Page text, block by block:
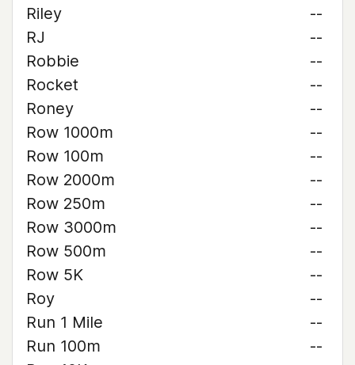
Riley
--
RJ
--
Robbie
--
Rocket
--
Roney
--
Row 1000m
--
Row 100m
--
Row 2000m
--
Row 250m
--
Row 3000m
--
Row 500m
--
Row 5K
--
Roy
--
Run 1 Mile
--
Run 100m
--